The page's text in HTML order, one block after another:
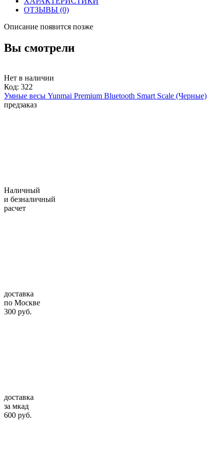
ОТЗЫВЫ (0)
Описание появится позже
Вы смотрели
Нет в наличии
Код: 322
Умные весы Yunmai Premium Bluetooth Smart Scale (Черные)
предзаказ
Наличный
и безналичный
расчет
доставка
по Москве
300 руб.
доставка
за мкад
600 руб.